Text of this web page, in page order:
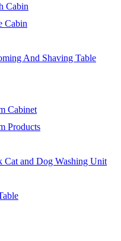
Cabin
Cabin
And Shaving Table
Cabinet
Products
Cat and Dog Washing Unit